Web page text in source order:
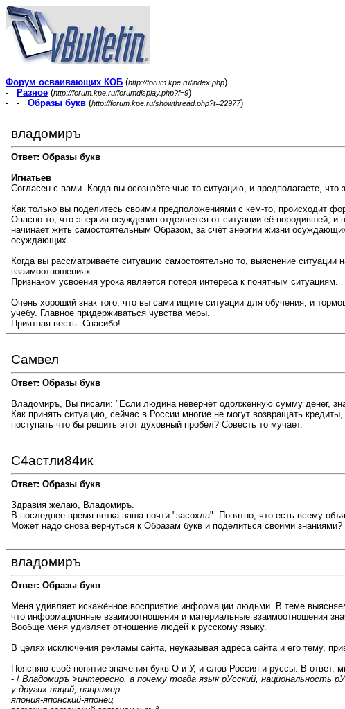
Форум осваивающих КОБ (http://forum.kpe.ru/index.php)
-
Разное (http://forum.kpe.ru/forumdisplay.php?f=9)
- - Образы букв (http://forum.kpe.ru/showthread.php?t=22977)
владомиръ
Ответ: Образы букв
Игнатьев
Согласен с вами. Когда вы осознаёте чью то ситуацию, и предполагаете,
Как только вы поделитесь своими предположениями с кем-то, происходит
Опасно то, что энергия осуждения отделяется от ситуации её породившей,
начинает жить самостоятельным Образом, за счёт энергии жизни
осуждающих.
Когда вы рассматриваете ситуацию самостоятельно то, выяснение
взаимоотношениях.
Признаком усвоения урока является потеря интереса к понятным ситуациям.
Очень хороший знак того, что вы сами ищите ситуации для обучения, и
учёбу. Главное придерживаться чувства меры.
Приятная весть. Спасибо!
Самвел
Ответ: Образы букв
Владомиръ, Вы писали: "Если людина невернёт одолженную сумму денег,
Как принять ситуацию, сейчас в России многие не могут возвращать
поступать что бы решить этот духовный пробел? Совесть то мучает.
С4астли84ик
Ответ: Образы букв
Здравия желаю, Владомиръ.
В последнее время ветка наша почти "засохла". Понятно, что есть всему
Может надо снова вернуться к Образам букв и поделиться своими знаниями?
владомиръ
Ответ: Образы букв
Меня удивляет искажённое восприятие информации людьми. В теме
что информационные взаимоотношения и материальные взаимоотношения
Вообще меня удивляет отношение людей к русскому языку.
--
В целях исключения рекламы сайта, неуказывая адреса сайта и его тему,
Поясняю своё понятие значения букв О и У, и слов Россия и руссы. В ответ,
- / Владомиръ >интересно, а почему тогда язык рУсский, национальность
у других наций, например
япония-японский-японец